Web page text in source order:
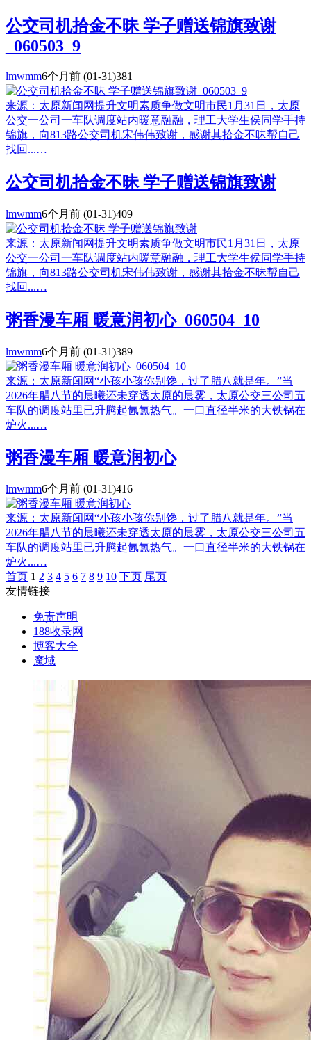
公交司机拾金不昧 学子赠送锦旗致谢
_060503_9
lmwmm6个月前 (01-31)381
来源：太原新闻网提升文明素质争做文明市民1月31日，太原
公交一公司一车队调度站内暖意融融，理工大学生侯同学手持
锦旗，向813路公交司机宋伟伟致谢，感谢其拾金不昧帮自己
找回...…
公交司机拾金不昧 学子赠送锦旗致谢
lmwmm6个月前 (01-31)409
来源：太原新闻网提升文明素质争做文明市民1月31日，太原
公交一公司一车队调度站内暖意融融，理工大学生侯同学手持
锦旗，向813路公交司机宋伟伟致谢，感谢其拾金不昧帮自己
找回...…
粥香漫车厢 暖意润初心_060504_10
lmwmm6个月前 (01-31)389
来源：太原新闻网“小孩小孩你别馋，过了腊八就是年。”当
2026年腊八节的晨曦还未穿透太原的晨雾，太原公交三公司五
车队的调度站里已升腾起氤氲热气。一口直径半米的大铁锅在
炉火...…
粥香漫车厢 暖意润初心
lmwmm6个月前 (01-31)416
来源：太原新闻网“小孩小孩你别馋，过了腊八就是年。”当
2026年腊八节的晨曦还未穿透太原的晨雾，太原公交三公司五
车队的调度站里已升腾起氤氲热气。一口直径半米的大铁锅在
炉火...…
首页 1 2 3 4 5 6 7 8 9 10 下页 尾页
友情链接
免责声明
188收录网
博客大全
魔域